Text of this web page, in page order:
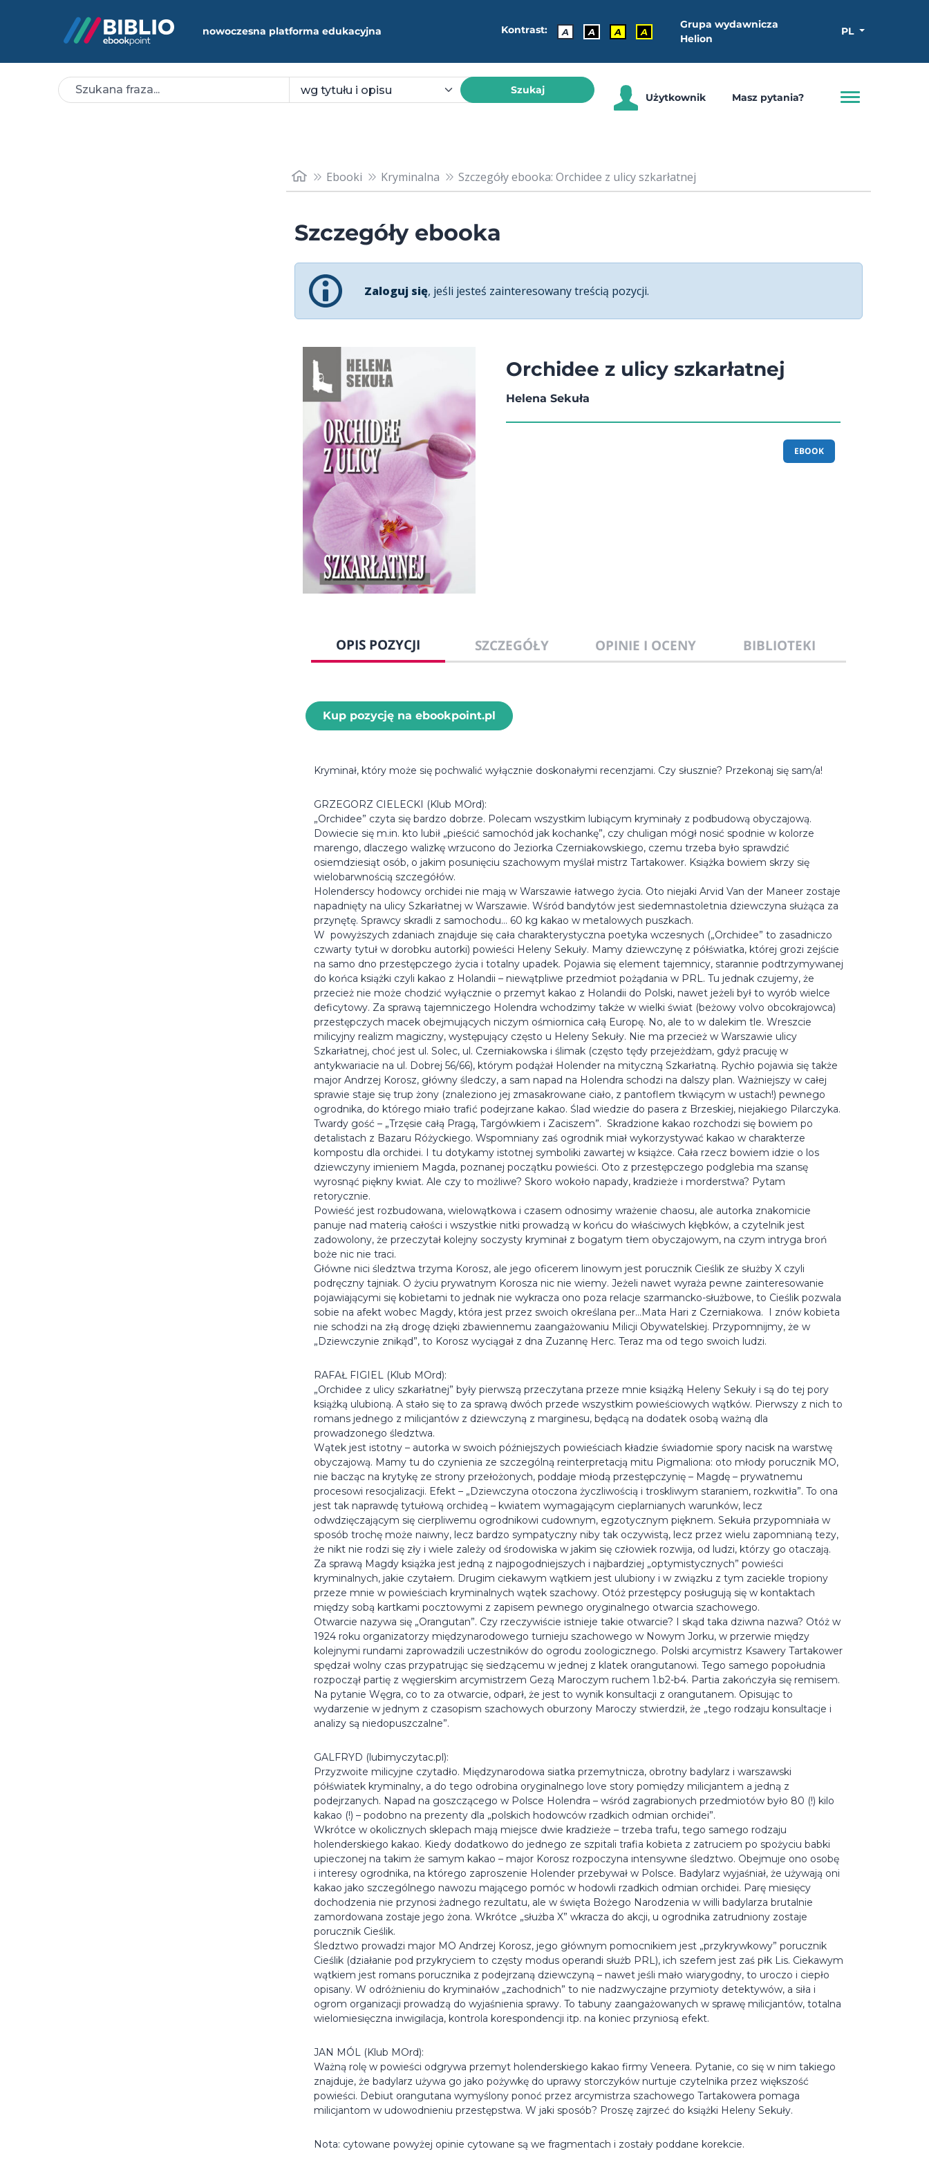
nowoczesna platforma edukacyjna Kontrast: A A A A
Grupa wydawnicza
Helion
PL
Szukaj
Użytkownik Masz pytania?
Ebooki Kryminalna Szczegóły ebooka: Orchidee z ulicy szkarłatnej
Szczegóły ebooka
Zaloguj się, jeśli jesteś zainteresowany treścią pozycji.
Orchidee z ulicy szkarłatnej
Helena Sekuła
EBOOK
OPIS POZYCJI SZCZEGÓŁY OPINIE I OCENY BIBLIOTEKI
Kup pozycję na ebookpoint.pl
Kryminał, który może się pochwalić wyłącznie doskonałymi recenzjami. Czy słusznie? Przekonaj się sam/a!
GRZEGORZ CIELECKI (Klub MOrd):
„Orchidee” czyta się bardzo dobrze. Polecam wszystkim lubiącym kryminały z podbudową obyczajową.
Dowiecie się m.in. kto lubił „pieścić samochód jak kochankę”, czy chuligan mógł nosić spodnie w kolorze
marengo, dlaczego walizkę wrzucono do Jeziorka Czerniakowskiego, czemu trzeba było sprawdzić
osiemdziesiąt osób, o jakim posunięciu szachowym myślał mistrz Tartakower. Książka bowiem skrzy się
wielobarwnością szczegółów.
Holenderscy hodowcy orchidei nie mają w Warszawie łatwego życia. Oto niejaki Arvid Van der Maneer zostaje
napadnięty na ulicy Szkarłatnej w Warszawie. Wśród bandytów jest siedemnastoletnia dziewczyna służąca za
przynętę. Sprawcy skradli z samochodu… 60 kg kakao w metalowych puszkach.
W powyższych zdaniach znajduje się cała charakterystyczna poetyka wczesnych („Orchidee” to zasadniczo
czwarty tytuł w dorobku autorki) powieści Heleny Sekuły. Mamy dziewczynę z półświatka, której grozi zejście
na samo dno przestępczego życia i totalny upadek. Pojawia się element tajemnicy, starannie podtrzymywanej
do końca książki czyli kakao z Holandii – niewątpliwe przedmiot pożądania w PRL. Tu jednak czujemy, że
przecież nie może chodzić wyłącznie o przemyt kakao z Holandii do Polski, nawet jeżeli był to wyrób wielce
deficytowy. Za sprawą tajemniczego Holendra wchodzimy także w wielki świat (beżowy volvo obcokrajowca)
przestępczych macek obejmujących niczym ośmiornica całą Europę. No, ale to w dalekim tle. Wreszcie
milicyjny realizm magiczny, występujący często u Heleny Sekuły. Nie ma przecież w Warszawie ulicy
Szkarłatnej, choć jest ul. Solec, ul. Czerniakowska i ślimak (często tędy przejeżdżam, gdyż pracuję w
antykwariacie na ul. Dobrej 56/66), którym podążał Holender na mityczną Szkarłatną. Rychło pojawia się także
major Andrzej Korosz, główny śledczy, a sam napad na Holendra schodzi na dalszy plan. Ważniejszy w całej
sprawie staje się trup żony (znaleziono jej zmasakrowane ciało, z pantoflem tkwiącym w ustach!) pewnego
ogrodnika, do którego miało trafić podejrzane kakao. Ślad wiedzie do pasera z Brzeskiej, niejakiego Pilarczyka.
Twardy gość – „Trzęsie całą Pragą, Targówkiem i Zaciszem”. Skradzione kakao rozchodzi się bowiem po
detalistach z Bazaru Różyckiego. Wspomniany zaś ogrodnik miał wykorzystywać kakao w charakterze
kompostu dla orchidei. I tu dotykamy istotnej symboliki zawartej w książce. Cała rzecz bowiem idzie o los
dziewczyny imieniem Magda, poznanej początku powieści. Oto z przestępczego podglebia ma szansę
wyrosnąć piękny kwiat. Ale czy to możliwe? Skoro wokoło napady, kradzieże i morderstwa? Pytam
retorycznie.
Powieść jest rozbudowana, wielowątkowa i czasem odnosimy wrażenie chaosu, ale autorka znakomicie
panuje nad materią całości i wszystkie nitki prowadzą w końcu do właściwych kłębków, a czytelnik jest
zadowolony, że przeczytał kolejny soczysty kryminał z bogatym tłem obyczajowym, na czym intryga broń
boże nic nie traci.
Główne nici śledztwa trzyma Korosz, ale jego oficerem linowym jest porucznik Cieślik ze służby X czyli
podręczny tajniak. O życiu prywatnym Korosza nic nie wiemy. Jeżeli nawet wyraża pewne zainteresowanie
pojawiającymi się kobietami to jednak nie wykracza ono poza relacje szarmancko-służbowe, to Cieślik pozwala
sobie na afekt wobec Magdy, która jest przez swoich określana per…Mata Hari z Czerniakowa. I znów kobieta
nie schodzi na złą drogę dzięki zbawiennemu zaangażowaniu Milicji Obywatelskiej. Przypomnijmy, że w
„Dziewczynie znikąd”, to Korosz wyciągał z dna Zuzannę Herc. Teraz ma od tego swoich ludzi.
RAFAŁ FIGIEL (Klub MOrd):
„Orchidee z ulicy szkarłatnej” były pierwszą przeczytana przeze mnie książką Heleny Sekuły i są do tej pory
książką ulubioną. A stało się to za sprawą dwóch przede wszystkim powieściowych wątków. Pierwszy z nich to
romans jednego z milicjantów z dziewczyną z marginesu, będącą na dodatek osobą ważną dla
prowadzonego śledztwa.
Wątek jest istotny – autorka w swoich późniejszych powieściach kładzie świadomie spory nacisk na warstwę
obyczajową. Mamy tu do czynienia ze szczególną reinterpretacją mitu Pigmaliona: oto młody porucznik MO,
nie bacząc na krytykę ze strony przełożonych, poddaje młodą przestępczynię – Magdę – prywatnemu
procesowi resocjalizacji. Efekt – „Dziewczyna otoczona życzliwością i troskliwym staraniem, rozkwitła”. To ona
jest tak naprawdę tytułową orchideą – kwiatem wymagającym cieplarnianych warunków, lecz
odwdzięczającym się cierpliwemu ogrodnikowi cudownym, egzotycznym pięknem. Sekuła przypomniała w
sposób trochę może naiwny, lecz bardzo sympatyczny niby tak oczywistą, lecz przez wielu zapomnianą tezy,
że nikt nie rodzi się zły i wiele zależy od środowiska w jakim się człowiek rozwija, od ludzi, którzy go otaczają.
Za sprawą Magdy książka jest jedną z najpogodniejszych i najbardziej „optymistycznych” powieści
kryminalnych, jakie czytałem. Drugim ciekawym wątkiem jest ulubiony i w związku z tym zaciekle tropiony
przeze mnie w powieściach kryminalnych wątek szachowy. Otóż przestępcy posługują się w kontaktach
między sobą kartkami pocztowymi z zapisem pewnego oryginalnego otwarcia szachowego.
Otwarcie nazywa się „Orangutan”. Czy rzeczywiście istnieje takie otwarcie? I skąd taka dziwna nazwa? Otóż w
1924 roku organizatorzy międzynarodowego turnieju szachowego w Nowym Jorku, w przerwie między
kolejnymi rundami zaprowadzili uczestników do ogrodu zoologicznego. Polski arcymistrz Ksawery Tartakower
spędzał wolny czas przypatrując się siedzącemu w jednej z klatek orangutanowi. Tego samego popołudnia
rozpoczął partię z węgierskim arcymistrzem Gezą Maroczym ruchem 1.b2-b4. Partia zakończyła się remisem.
Na pytanie Węgra, co to za otwarcie, odparł, że jest to wynik konsultacji z orangutanem. Opisując to
wydarzenie w jednym z czasopism szachowych oburzony Maroczy stwierdził, że „tego rodzaju konsultacje i
analizy są niedopuszczalne”.
GALFRYD (lubimyczytac.pl):
Przyzwoite milicyjne czytadło. Międzynarodowa siatka przemytnicza, obrotny badylarz i warszawski
półświatek kryminalny, a do tego odrobina oryginalnego love story pomiędzy milicjantem a jedną z
podejrzanych. Napad na goszczącego w Polsce Holendra – wśród zagrabionych przedmiotów było 80 (!) kilo
kakao (!) – podobno na prezenty dla „polskich hodowców rzadkich odmian orchidei”.
Wkrótce w okolicznych sklepach mają miejsce dwie kradzieże – trzeba trafu, tego samego rodzaju
holenderskiego kakao. Kiedy dodatkowo do jednego ze szpitali trafia kobieta z zatruciem po spożyciu babki
upieczonej na takim że samym kakao – major Korosz rozpoczyna intensywne śledztwo. Obejmuje ono osobę
i interesy ogrodnika, na którego zaproszenie Holender przebywał w Polsce. Badylarz wyjaśniał, że używają oni
kakao jako szczególnego nawozu mającego pomóc w hodowli rzadkich odmian orchidei. Parę miesięcy
dochodzenia nie przynosi żadnego rezultatu, ale w święta Bożego Narodzenia w willi badylarza brutalnie
zamordowana zostaje jego żona. Wkrótce „służba X” wkracza do akcji, u ogrodnika zatrudniony zostaje
porucznik Cieślik.
Śledztwo prowadzi major MO Andrzej Korosz, jego głównym pomocnikiem jest „przykrywkowy” porucznik
Cieślik (działanie pod przykryciem to częsty modus operandi służb PRL), ich szefem jest zaś płk Lis. Ciekawym
wątkiem jest romans porucznika z podejrzaną dziewczyną – nawet jeśli mało wiarygodny, to uroczo i ciepło
opisany. W odróżnieniu do kryminałów „zachodnich” to nie nadzwyczajne przymioty detektywów, a siła i
ogrom organizacji prowadzą do wyjaśnienia sprawy. To tabuny zaangażowanych w sprawę milicjantów, totalna
wielomiesięczna inwigilacja, kontrola korespondencji itp. na koniec przyniosą efekt.
JAN MÓL (Klub MOrd):
Ważną rolę w powieści odgrywa przemyt holenderskiego kakao firmy Veneera. Pytanie, co się w nim takiego
znajduje, że badylarz używa go jako pożywkę do uprawy storczyków nurtuje czytelnika przez większość
powieści. Debiut orangutana wymyślony ponoć przez arcymistrza szachowego Tartakowera pomaga
milicjantom w udowodnieniu przestępstwa. W jaki sposób? Proszę zajrzeć do książki Heleny Sekuły.
Nota: cytowane powyżej opinie cytowane są we fragmentach i zostały poddane korekcie.